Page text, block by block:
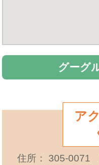
グーグ
ア
住所： 305-0071